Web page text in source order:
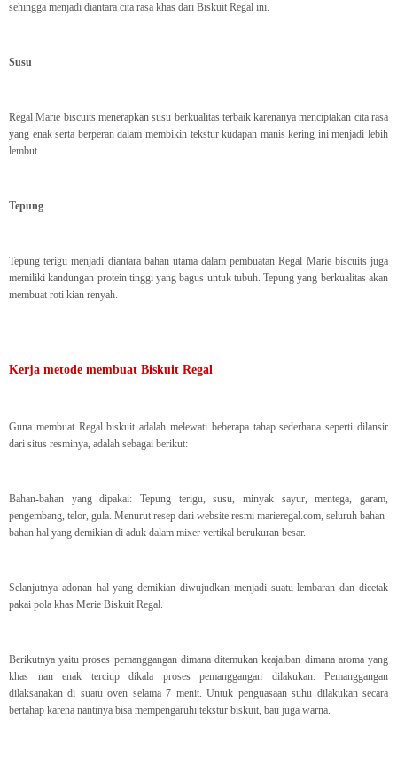
sehingga menjadi diantara cita rasa khas dari Biskuit Regal ini.
Susu
Regal Marie biscuits menerapkan susu berkualitas terbaik karenanya menciptakan cita rasa
yang enak serta berperan dalam membikin tekstur kudapan manis kering ini menjadi lebih
lembut.
Tepung
Tepung terigu menjadi diantara bahan utama dalam pembuatan Regal Marie biscuits juga
memiliki kandungan protein tinggi yang bagus untuk tubuh. Tepung yang berkualitas akan
membuat roti kian renyah.
Kerja metode membuat Biskuit Regal
Guna membuat Regal biskuit adalah melewati beberapa tahap sederhana seperti dilansir
dari situs resminya, adalah sebagai berikut:
Bahan-bahan yang dipakai: Tepung terigu, susu, minyak sayur, mentega, garam,
pengembang, telor, gula. Menurut resep dari website resmi marieregal.com, seluruh bahan-
bahan hal yang demikian di aduk dalam mixer vertikal berukuran besar.
Selanjutnya adonan hal yang demikian diwujudkan menjadi suatu lembaran dan dicetak
pakai pola khas Merie Biskuit Regal.
Berikutnya yaitu proses pemanggangan dimana ditemukan keajaiban dimana aroma yang
khas nan enak terciup dikala proses pemanggangan dilakukan. Pemanggangan
dilaksanakan di suatu oven selama 7 menit. Untuk penguasaan suhu dilakukan secara
bertahap karena nantinya bisa mempengaruhi tekstur biskuit, bau juga warna.